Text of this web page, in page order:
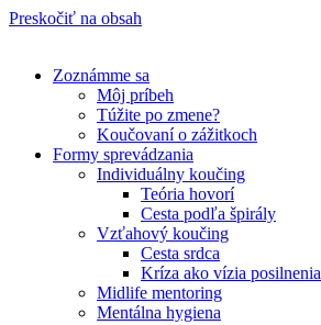
Preskočiť na obsah
Zoznámme sa
Môj príbeh
Túžite po zmene?
Koučovaní o zážitkoch
Formy sprevádzania
Individuálny koučing
Teória hovorí
Cesta podľa špirály
Vzťahový koučing
Cesta srdca
Kríza ako vízia posilnenia
Midlife mentoring
Mentálna hygiena